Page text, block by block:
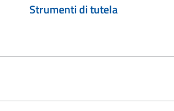
Strumenti di tutela